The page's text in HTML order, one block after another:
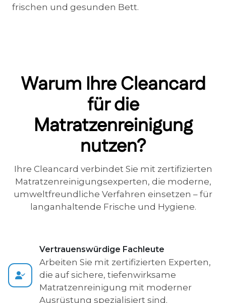
frischen und gesunden Bett.
Warum Ihre Cleancard
für die
Matratzenreinigung
nutzen?
Ihre Cleancard verbindet Sie mit zertifizierten
Matratzenreinigungsexperten, die moderne,
umweltfreundliche Verfahren einsetzen – für
langanhaltende Frische und Hygiene.
Vertrauenswürdige Fachleute
Arbeiten Sie mit zertifizierten Experten,
die auf sichere, tiefenwirksame
Matratzenreinigung mit moderner
Ausrüstung spezialisiert sind.